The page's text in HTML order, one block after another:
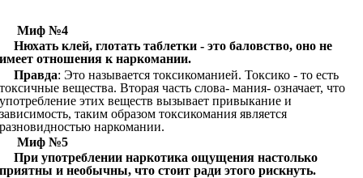
Миф №4
Нюхать клей, глотать таблетки - это баловство, оно не
отношения к наркомании.
Правда: Это называется токсикоманией. Токсико - то есть
вещества. Вторая часть слова- мания- означает, что
этих веществ вызывает привыкание и
таким образом токсикомания является
наркомании.
Миф №5
При употреблении наркотика ощущения настолько
и необычны, что стоит ради этого рискнуть.